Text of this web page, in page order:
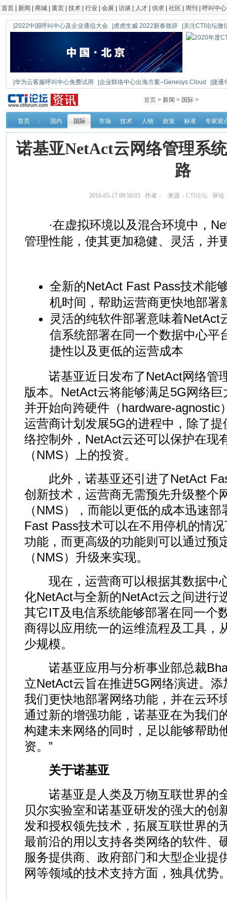
首页 新闻 商城 黄页 技术 行业 会展 访谈 人才 供求 社区 周刊 呼叫中心
|2022中国呼叫中心及企业通信大会 |虎虎生威 2022新春致辞 |关注CTI论坛微
|华为云客服呼叫中心免费试用 |企业联络中心出海方案–Genesys Cloud
|捷通
|鼎信通达新一代语音网关DAG1000-4S
首页 > 新闻 > 国际 >
首页 国内 国际 市场 技术 人物 政策 标准 专家观
诺基亚NetAct云网络管理系
路
2016-05-17 09:50:05 作者： 来源： CTI论坛 评论
·在虚拟环境以及混合环境中，
管理性能，使其更加稳健、灵活，并
全新的NetAct Fast Pass技术能
机时间，帮助运营商更快地部署
灵活的纯软件部署意味着NetAct
信系统部署在同一个数据中心平
捷性以及更低的运营成本
诺基亚近日发布了NetAct网络管
版本。NetAct云将能够满足5G网络
并开始向跨硬件（hardware-agnostic
运营商计划发展5G的进程中，除了
络控制外，NetAct云还可以保护在现
（NMS）上的投资。
此外，诺基亚还引进了NetAct
创新技术，运营商无需预先升级整个
（NMS），而能以更低的成本迅速
Fast Pass技术可以在不用停机的情
功能，而更高级的功能则可以通过预
（NMS）升级来实现。
现在，运营商可以根据其数据中
化NetAct与全新的NetAct云之间进行
其它IT及电信系统能够部署在同一个
商得以应用统一的运维流程及工具，
少规模。
诺基亚应用与分析事业部总裁
立NetAct云旨在推进5G网络演进。
我们更快地部署网络功能，并在云环
通过新的增强功能，诺基亚在为我们
构建未来网络的同时，足以能够帮助
资。”
关于诺基亚
诺基亚是人类及万物互联世界的
贝尔实验室和诺基亚研发的强大的创
发和授权领先技术，拓展互联世界的
最前沿的用以支持各类网络的软件、
服务提供商、政府部门和大型企业提
网等领域的技术支持方面，独具优势